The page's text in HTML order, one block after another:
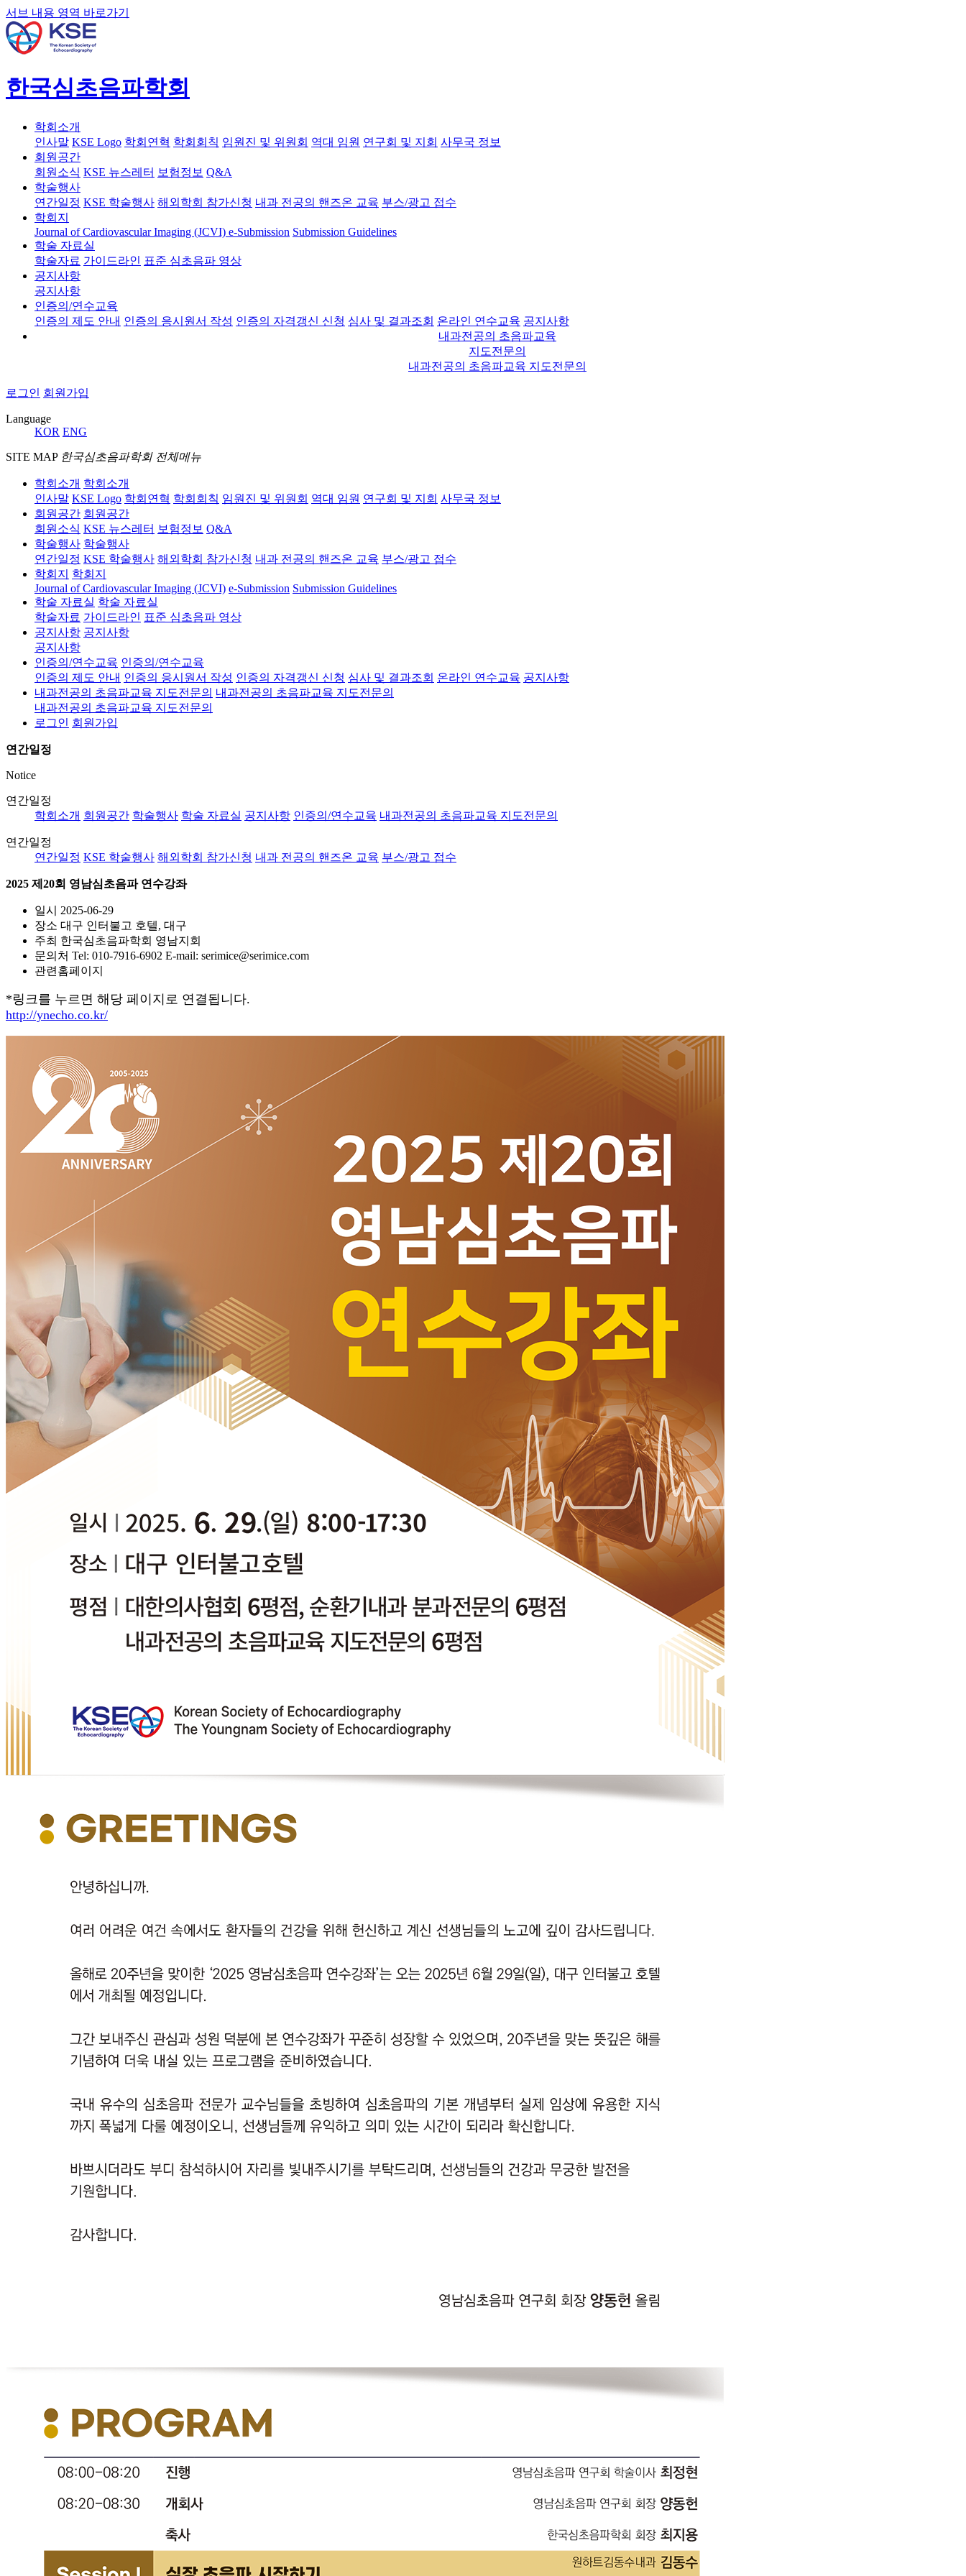
서브 내용 영역 바로가기
한국심초음파학회
학회소개
인사말 KSE Logo 학회연혁 학회회칙 임원진 및 위원회 역대 임원 연구회 및 지회 사무국 정보
회원공간
회원소식 KSE 뉴스레터 보험정보 Q&A
학술행사
연간일정 KSE 학술행사 해외학회 참가신청 내과 전공의 핸즈온 교육 부스/광고 접수
학회지
Journal of Cardiovascular Imaging (JCVI) e-Submission Submission Guidelines
학술 자료실
학술자료 가이드라인 표준 심초음파 영상
공지사항
공지사항
인증의/연수교육
인증의 제도 안내 인증의 응시원서 작성 인증의 자격갱신 신청 심사 및 결과조회 온라인 연수교육 공지사항
내과전공의 초음파교육
지도전문의
내과전공의 초음파교육 지도전문의
로그인 회원가입
Language
KOR ENG
SITE MAP 한국심초음파학회 전체메뉴
학회소개 학회소개
인사말 KSE Logo 학회연혁 학회회칙 임원진 및 위원회 역대 임원 연구회 및 지회 사무국 정보
회원공간 회원공간
회원소식 KSE 뉴스레터 보험정보 Q&A
학술행사 학술행사
연간일정 KSE 학술행사 해외학회 참가신청 내과 전공의 핸즈온 교육 부스/광고 접수
학회지
학회지
Journal of Cardiovascular Imaging (JCVI) e-Submission Submission Guidelines
학술 자료실 학술 자료실
학술자료 가이드라인 표준 심초음파 영상
공지사항 공지사항
공지사항
인증의/연수교육 인증의/연수교육
인증의 제도 안내 인증의 응시원서 작성 인증의 자격갱신 신청 심사 및 결과조회 온라인 연수교육 공지사항
내과전공의 초음파교육 지도전문의 내과전공의 초음파교육 지도전문의
내과전공의 초음파교육 지도전문의
로그인 회원가입
연간일정
Notice
연간일정
학회소개 회원공간 학술행사 학술 자료실 공지사항 인증의/연수교육 내과전공의 초음파교육 지도전문의
연간일정
연간일정 KSE 학술행사 해외학회 참가신청 내과 전공의 핸즈온 교육 부스/광고 접수
2025 제20회 영남심초음파 연수강좌
일시
2025-06-29
장소 대구 인터불고 호텔, 대구
주최 한국심초음파학회 영남지회
문의처 Tel: 010-7916-6902 E-mail: serimice@serimice.com
관련홈페이지
*링크를 누르면 해당 페이지로 연결됩니다.
http://ynecho.co.kr/